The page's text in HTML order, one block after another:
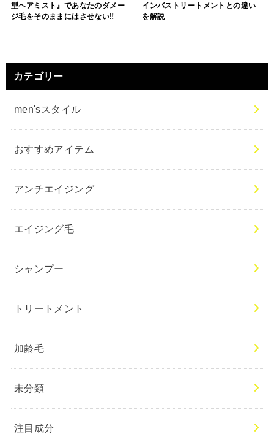
型ヘアミスト』であなたのダメー
ジ毛をそのままにはさせない‼︎
インバストリートメントとの違い
を解説
カテゴリー
men'sスタイル
おすすめアイテム
アンチエイジング
エイジング毛
シャンプー
トリートメント
加齢毛
未分類
注目成分